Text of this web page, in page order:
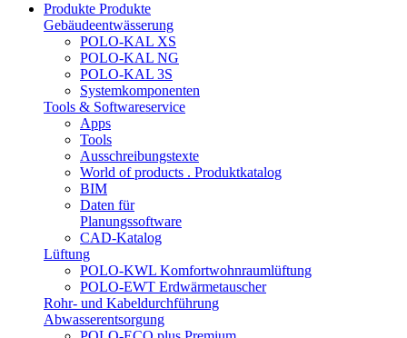
Produkte Produkte
Gebäudeentwässerung
POLO-KAL XS
POLO-KAL NG
POLO-KAL 3S
Systemkomponenten
Tools & Softwareservice
Apps
Tools
Ausschreibungstexte
World of products . Produktkatalog
BIM
Daten für
Planungssoftware
CAD-Katalog
Lüftung
POLO-KWL Komfortwohnraumlüftung
POLO-EWT Erdwärmetauscher
Rohr- und Kabeldurchführung
Abwasserentsorgung